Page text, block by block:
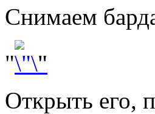
Снимаем
"
"
Открыть его,